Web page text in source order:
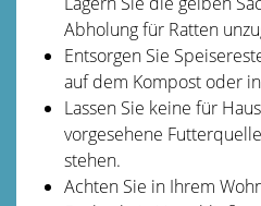
Abholung für Ratten
Entsorgen Sie
auf dem Kompost oder
Lassen Sie keine für
vorgesehene
stehen.
Achten Sie in Ihrem